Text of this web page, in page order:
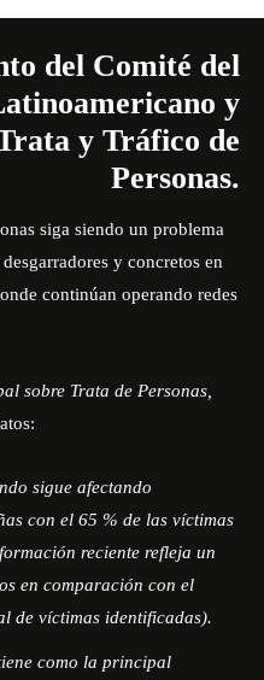
del Comité del
y
y Tráfico de
Personas.
siga siendo un problema
y concretos en
continúan operando redes
sobre Trata de Personas,
sigue afectando
con el 65 % de las víctimas
reciente refleja un
en comparación con el
de víctimas identificadas).
como la principal